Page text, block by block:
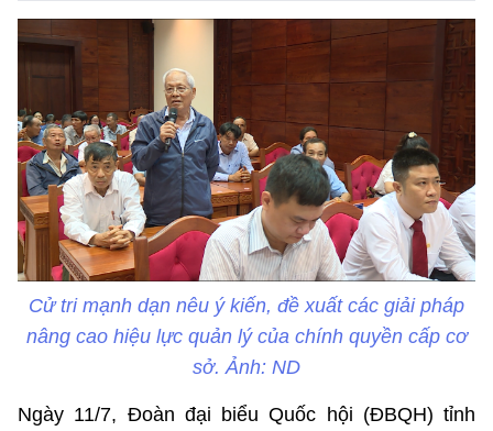
Cử tri mạnh dạn nêu ý kiến, đề xuất các giải pháp
nâng cao hiệu lực quản lý của chính quyền cấp cơ
sở. Ảnh: ND
Ngày 11/7, Đoàn đại biểu Quốc hội (ĐBQH) tỉnh